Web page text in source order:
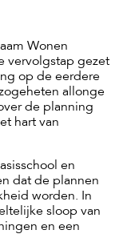
Wonen
vervolgstap gezet
op de eerdere
allonge
de planning
hart van
en
dat de plannen
worden. In
sloop van
en een